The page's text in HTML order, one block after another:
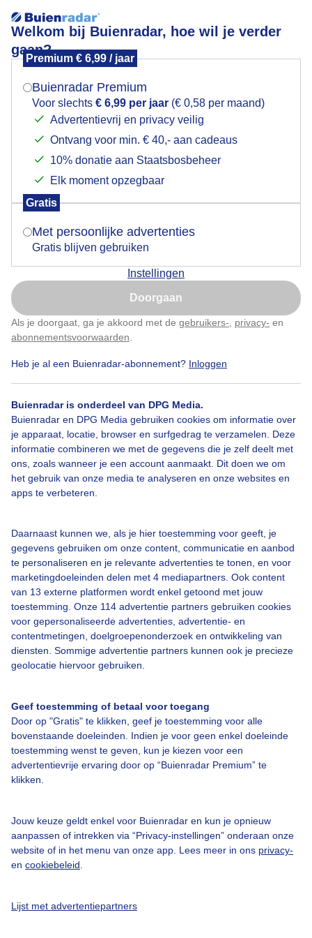
Welkom bij Buienradar, hoe wil je verder
gaan?
Premium € 6,99 / jaar
Buienradar Premium
Voor slechts € 6,99 per jaar (€ 0,58 per maand)
Advertentievrij en privacy veilig
Ontvang voor min. € 40,- aan cadeaus
10% donatie aan Staatsbosbeheer
Elk moment opzegbaar
Gratis
Met persoonlijke advertenties
Gratis blijven gebruiken
Instellingen
Doorgaan
Als je doorgaat, ga je akkoord met de gebruikers- privacy- en
abonnementsvoorwaarden
Heb je al een Buienradar-abonnement? Inloggen
Buienradar is onderdeel van DPG Media.
Buienradar en DPG Media gebruiken cookies om informatie over
je apparaat, locatie, browser en surfgedrag te verzamelen. Deze
informatie combineren we met de gegevens die je zelf deelt met
ons, zoals wanneer je een account aanmaakt. Dit doen we om
het gebruik van onze media te analyseren en onze websites en
apps te verbeteren.
Daarnaast kunnen we, als je hier toestemming voor geeft, je
gegevens gebruiken om onze content, communicatie en aanbod
te personaliseren en je relevante advertenties te tonen, en voor
marketingdoeleinden delen met 4 mediapartners. Ook content
van 13 externe platformen wordt enkel getoond met jouw
toestemming. Onze 114 advertentie partners gebruiken cookies
voor gepersonaliseerde advertenties, advertentie- en
contentmetingen, doelgroepenonderzoek en ontwikkeling van
diensten. Sommige advertentie partners kunnen ook je precieze
geolocatie hiervoor gebruiken.
Geef toestemming of betaal voor toegang
Door op "Gratis" te klikken, geef je toestemming voor alle
bovenstaande doeleinden. Indien je voor geen enkel doeleinde
toestemming wenst te geven, kun je kiezen voor een
advertentievrije ervaring door op “Buienradar Premium” te
klikken.
Jouw keuze geldt enkel voor Buienradar en kun je opnieuw
aanpassen of intrekken via “Privacy-instellingen” onderaan onze
website of in het menu van onze app. Lees meer in ons privacy-
en cookiebeleid
Lijst met advertentiepartners
Heerlijk wandelweer.
Lente, zonnige middag
Door: Roos Vaessen
Bekijk slideshow
Een moment geduld aub...
Over Buienradar
Contact
Toegankelijkheid
Gebruikersvoorwaarden
Buienradar Team
Privacy beleid
Cookie beleid
Gratis weerdata
Mogen we je locatie gebruiken voor het
Indien je hier nog geen akkoord op hebt gegeven,
verschijnt er zo een pop-up uit je browser waarin
Is goed, toon de popup
Nu niet, misschien later
Klik hierom dit aan te passen